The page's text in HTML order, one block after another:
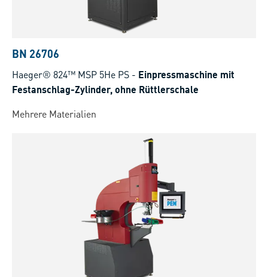
BN 26706
Haeger® 824™ MSP 5He PS - Einpressmaschine mit
Festanschlag-Zylinder, ohne Rüttlerschale
Mehrere Materialien